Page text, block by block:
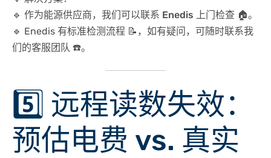
🔹 作为能源供应商，我们可以联系 Enedis 上门检查 🏠。
🔹 Enedis 有标准检测流程 📝，如有疑问，可随时联系我
们的客服团队 ☎️。
5️⃣ 远程读数失效：
预估电费 vs. 真实